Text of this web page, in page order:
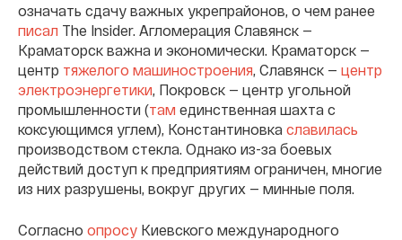
означать сдачу важных укрепрайонов, о чем ранее
писал The Insider. Агломерация Славянск —
Краматорск важна и экономически. Краматорск —
центр тяжелого машиностроения, Славянск — центр
электроэнергетики, Покровск — центр угольной
промышленности (там единственная шахта с
коксующимся углем), Константиновка славилась
производством стекла. Однако из-за боевых
действий доступ к предприятиям ограничен, многие
из них разрушены, вокруг других — минные поля.
Согласно опросу Киевского международного